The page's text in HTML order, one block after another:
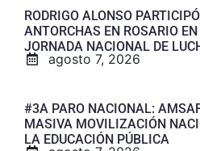
RODRIGO ALONSO
ANTORCHAS EN ROSARIO
JORNADA NACIONAL DE
agosto 7, 2026
#3A PARO NACIONAL:
MASIVA MOVILIZACIÓN
LA EDUCACIÓN PÚBLICA